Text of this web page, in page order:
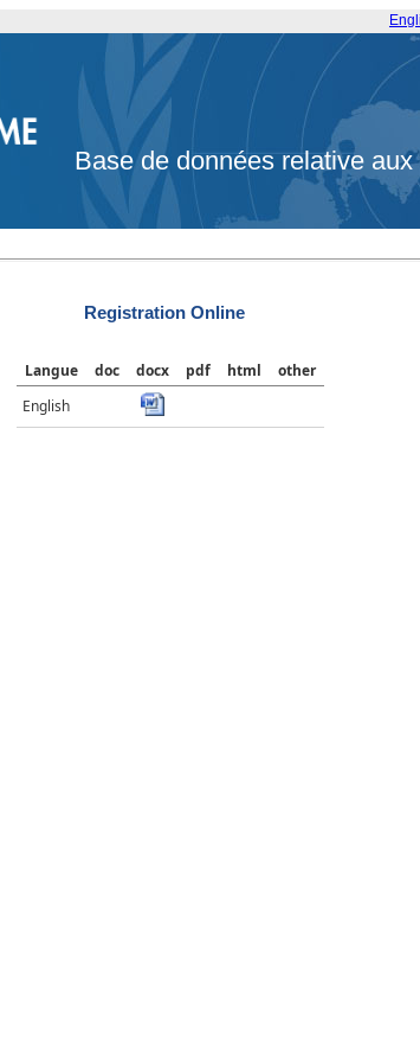
Base de données relative
Registration Online
Langue doc docx pdf html
other
English